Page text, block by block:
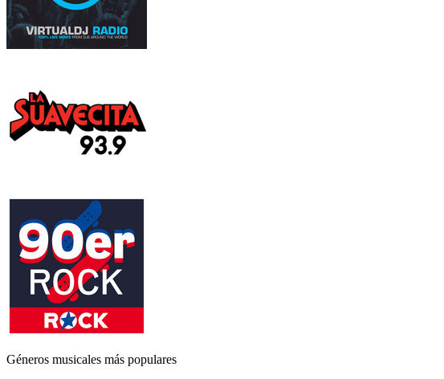
Géneros musicales más populares